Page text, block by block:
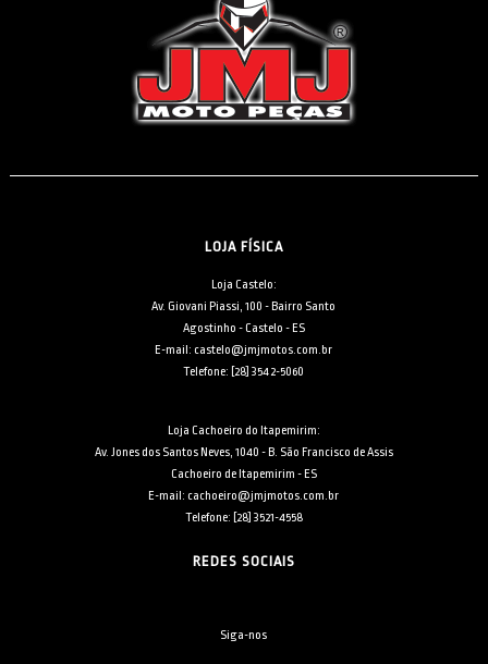
LOJA FÍSICA
Loja Castelo:
Av. Giovani Piassi, 100 - Bairro Santo
Agostinho - Castelo - ES
E-mail: castelo@jmjmotos.com.br
Telefone: [28] 3542-5060
Loja Cachoeiro do Itapemirim:
Av. Jones dos Santos Neves, 1040 - B. São Francisco de Assis
Cachoeiro de Itapemirim - ES
E-mail: cachoeiro@jmjmotos.com.br
Telefone: [28] 3521-4558
REDES SOCIAIS
Siga-nos